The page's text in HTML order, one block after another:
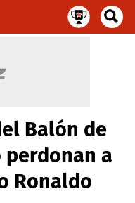
Balón de
perdonan a
Ronaldo